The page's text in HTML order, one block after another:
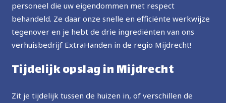
personeel die uw eigendommen met respect
behandeld. Ze daar onze snelle en efficiënte werkwijze
tegenover en je hebt de drie ingrediënten van ons
verhuisbedrijf ExtraHanden in de regio Mijdrecht!
Tijdelijk opslag in Mijdrecht
Zit je tijdelijk tussen de huizen in, of verschillen de